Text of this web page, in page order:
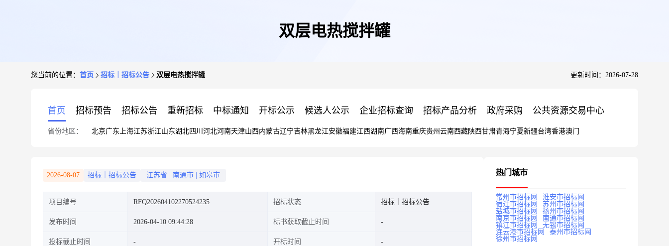
双层电热搅拌罐
您当前的位置： 首页 招标｜招标公告 双层电热搅拌罐 更新时间：2026-07-28
首页 招标预告 招标公告 重新招标 中标通知 开标公示 候选人公示 企业招标查询 招标产品分析 政府采购 公共资源交易中心
省份地区： 北京广东 上海江苏浙江山东湖北四川 河北河南天津山西内蒙古辽宁吉林黑龙江安徽福建江西湖南广西海南重庆贵州 云南西藏陕西甘肃青海宁夏新疆台湾香港澳门
2026-08-07 招标｜招标公告 江苏省 南通市 如皋市
项目编号 RFQ202604102270524235 招标状态 招标｜招标公告
发布时间 2026-04-10 09:44:28 标书获取截止时间
投标截止时间 开标时间
热门城市
常州市招标网
淮安市招标网
宿迁市招标网
苏州市招标网
盐城市招标网
扬州市招标网
南京市招标网
南通市招标网
镇江市招标网
无锡市招标网
连云港市招标网
泰州市招标网
徐州市招标网